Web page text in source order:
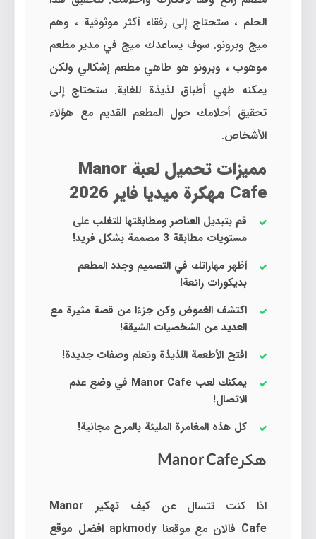
الحلم ، ستحتاج إلى رفقاء أكثر موثوقية ، وهم
ميج وبرونو. سوف يساعدك ميج في مدير مطعم
موهوب ، وبرونو هو طاهي مطعم إشكالي ولكن
يمكنه طهي أطباق لذيذة للغاية. ستحتاج إلى
تحقيق أحلامك حول المطعم القديم مع هؤلاء
الأشخاص.
مميزات تحميل لعبة Manor
Cafe مهكرة ميديا فاير 2026
قم بتبديل العناصر ومطابقتها للتغلب على
مستويات مطابقة 3 مصممة بشكل فريد!
أظهر مهاراتك في التصميم وجدد المطعم
بديكورات رائعة!
اكتشف الغموض وكن جزءًا من قصة مثيرة مع
العديد من الشخصيات الشيقة!
افتح الأطعمة اللذيذة وتعلم وصفات جديدة!
يمكنك لعب Manor Cafe في وضع عدم
الاتصال!
كل هذه المغامرة المليئة بالمرح مجانية!
هكر Manor Cafe
اذا كنت تتسال عن
كيف تهكير Manor
Cafe فالان مع موقعنا apkmody
افضل موقع